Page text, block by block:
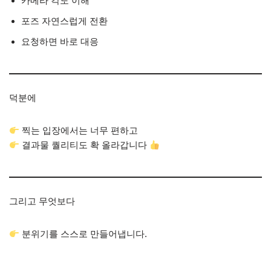
포즈 자연스럽게 전환
요청하면 바로 대응
덕분에
찍는 입장에서는 너무 편하고
결과물 퀄리티도 확 올라갑니다
그리고 무엇보다
분위기를 스스로 만들어냅니다.